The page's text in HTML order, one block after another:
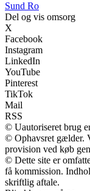
Sund Ro
Del og vis omsorg
X
Facebook
Instagram
LinkedIn
YouTube
Pinterest
TikTok
Mail
RSS
© Uautoriseret brug
© Ophavsret gælder.
provision ved køb
© Dette site er
få kommission.
skriftlig aftale.